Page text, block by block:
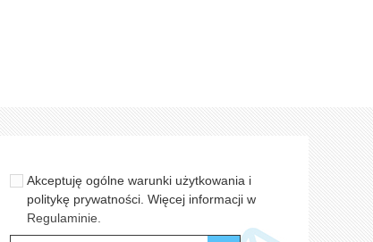
Akceptuję ogólne warunki użytkowania i
politykę prywatności. Więcej informacji w
Regulaminie.